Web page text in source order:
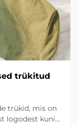
trükitud
trükid, mis on
logodest kuni